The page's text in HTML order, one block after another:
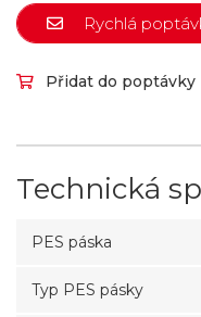
Rychlá
Přidat do poptávky
Technická
PES páska
Typ PES pásky